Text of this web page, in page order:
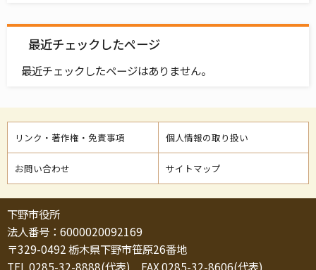
最近チェックしたページ
最近チェックしたページはありません。
リンク・著作権・免責事項 個人情報の取り扱い
お問い合わせ サイトマップ
下野市役所
法人番号：6000020092169
〒329-0492 栃木県下野市笹原26番地
TEL 0285-32-8888(代表) FAX 0285-32-8606(代表)